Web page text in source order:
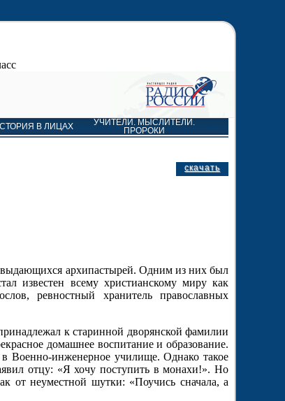
В ЛИЦАХ
УЧИТЕЛИ. МЫСЛИТЕЛИ.
ПРОРОКИ
скачать
архипастырей. Одним из них был
известен всему христианскому миру как
ревностный хранитель православных
к старинной дворянской фамилии
домашнее воспитание и образование.
в Военно-инженерное училище. Однако такое
отцу: «Я хочу поступить в монахи!». Но
от неуместной шутки: «Поучись сначала, а